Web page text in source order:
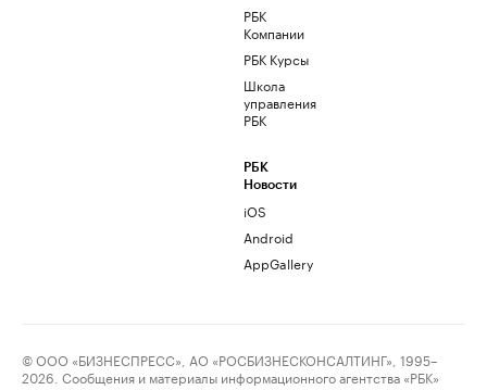
РБК
Компании
РБК Курсы
Школа
управления
РБК
РБК
Новости
iOS
Android
AppGallery
© ООО «БИЗНЕСПРЕСС», АО «РОСБИЗНЕСКОНСАЛТИНГ», 1995–
2026. Сообщения и материалы информационного агентства «РБК»